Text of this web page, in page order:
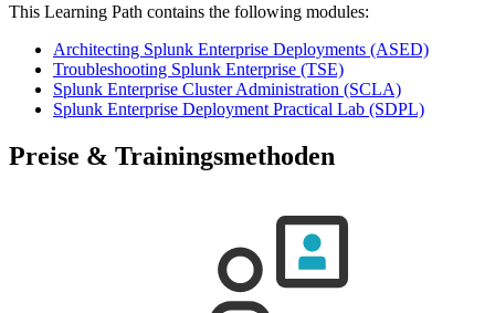
This Learning Path contains the following modules:
Architecting Splunk Enterprise Deployments (ASED)
Troubleshooting Splunk Enterprise (TSE)
Splunk Enterprise Cluster Administration (SCLA)
Splunk Enterprise Deployment Practical Lab (SDPL)
Preise & Trainingsmethoden